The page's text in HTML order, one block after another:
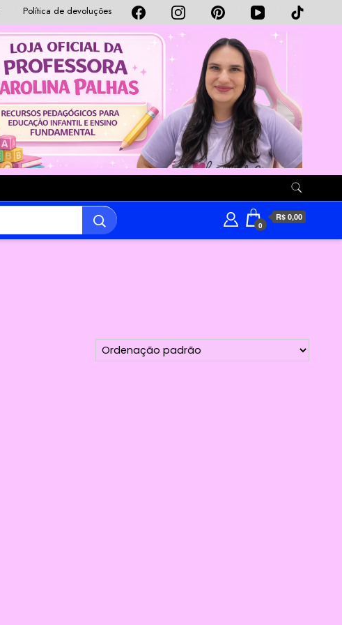
Política de devoluções
0
R$ 0,00